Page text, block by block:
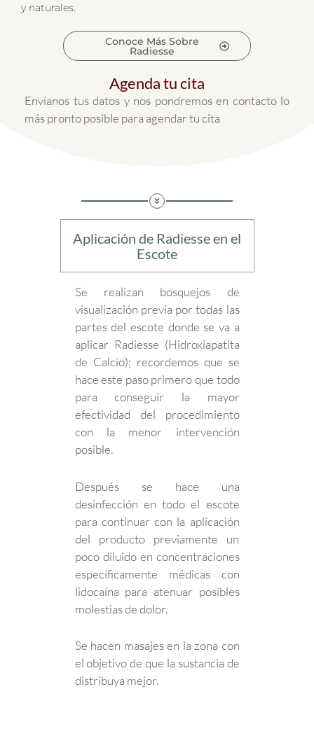
y naturales.
Conoce Más Sobre
Radiesse
Agenda tu cita
Envíanos tus datos y nos pondremos en contacto lo
más pronto posible para agendar tu cita
Aplicación de Radiesse en el
Escote
Se realizan bosquejos de
visualización previa por todas las
partes del escote donde se va a
aplicar Radiesse (Hidroxiapatita
de Calcio); recordemos que se
hace este paso primero que todo
para conseguir la mayor
efectividad del procedimiento
con la menor intervención
posible.
Después se hace una
desinfección en todo el escote
para continuar con la aplicación
del producto previamente un
poco diluido en concentraciones
específicamente médicas con
lidocaína para atenuar posibles
molestias de dolor.
Se hacen masajes en la zona con
el objetivo de que la sustancia de
distribuya mejor.